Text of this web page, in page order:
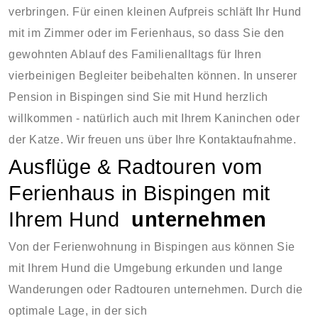
verbringen. Für einen kleinen Aufpreis schläft Ihr Hund
mit im Zimmer oder im Ferienhaus, so dass Sie den
gewohnten Ablauf des Familienalltags für Ihren
vierbeinigen Begleiter beibehalten können. In unserer
Pension in Bispingen sind Sie mit Hund herzlich
willkommen - natürlich auch mit Ihrem Kaninchen oder
der Katze. Wir freuen uns über Ihre Kontaktaufnahme.
Ausflüge & Radtouren vom
Ferienhaus in Bispingen mit
Ihrem Hund unternehmen
Von der Ferienwohnung in Bispingen aus können Sie
mit Ihrem Hund die Umgebung erkunden und lange
Wanderungen oder Radtouren unternehmen. Durch die
optimale Lage, in der sich